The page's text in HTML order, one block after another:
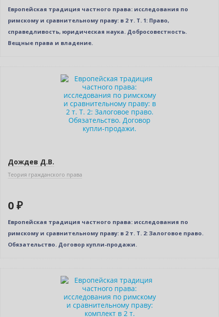
Европейская традиция частного права: исследования по
римскому и сравнительному праву: в 2 т. Т. 1: Право,
справедливость, юридическая наука. Добросовестность.
Вещные права и владение.
Дождев Д.В.
Теория гражданского права
0 ₽
Европейская традиция частного права: исследования по
римскому и сравнительному праву: в 2 т. Т. 2: Залоговое право.
Обязательство. Договор купли-продажи.